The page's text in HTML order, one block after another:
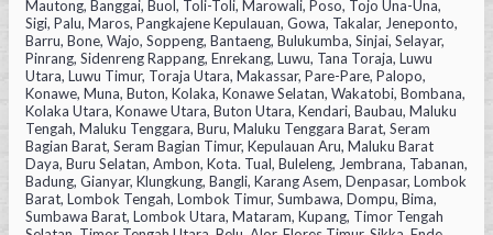
Mautong, Banggai, Buol, Toli-Toli, Marowali, Poso, Tojo Una-Una,
Sigi, Palu, Maros, Pangkajene Kepulauan, Gowa, Takalar, Jeneponto,
Barru, Bone, Wajo, Soppeng, Bantaeng, Bulukumba, Sinjai, Selayar,
Pinrang, Sidenreng Rappang, Enrekang, Luwu, Tana Toraja, Luwu
Utara, Luwu Timur, Toraja Utara, Makassar, Pare-Pare, Palopo,
Konawe, Muna, Buton, Kolaka, Konawe Selatan, Wakatobi, Bombana,
Kolaka Utara, Konawe Utara, Buton Utara, Kendari, Baubau, Maluku
Tengah, Maluku Tenggara, Buru, Maluku Tenggara Barat, Seram
Bagian Barat, Seram Bagian Timur, Kepulauan Aru, Maluku Barat
Daya, Buru Selatan, Ambon, Kota. Tual, Buleleng, Jembrana, Tabanan,
Badung, Gianyar, Klungkung, Bangli, Karang Asem, Denpasar, Lombok
Barat, Lombok Tengah, Lombok Timur, Sumbawa, Dompu, Bima,
Sumbawa Barat, Lombok Utara, Mataram, Kupang, Timor Tengah